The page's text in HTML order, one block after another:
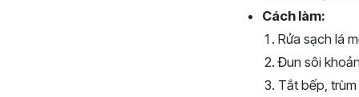
Cách làm:
Rửa sạch lá
Đun sôi
Tắt bếp,